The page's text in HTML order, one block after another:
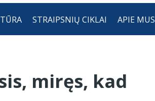
STRAIPSNIŲ CIKLAI APIE MUS
miręs, kad